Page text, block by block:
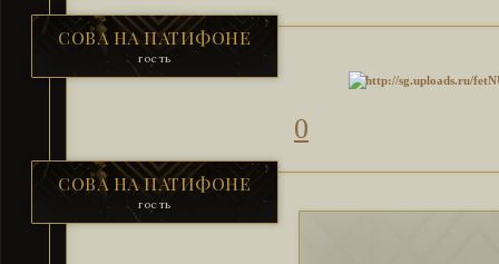
СОВА НА ПАТИФОНЕ
гость
0
СОВА НА ПАТИФОНЕ
гость